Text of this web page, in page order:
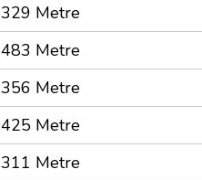
329 Metre
483 Metre
356 Metre
425 Metre
311 Metre